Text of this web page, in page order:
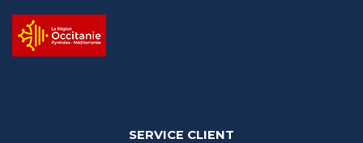
SERVICE CLIENT